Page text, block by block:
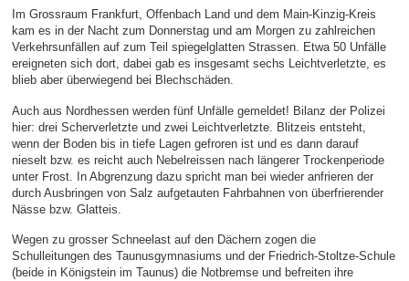
Im Grossraum Frankfurt, Offenbach Land und dem Main-Kinzig-Kreis
kam es in der Nacht zum Donnerstag und am Morgen zu zahlreichen
Verkehrsunfällen auf zum Teil spiegelglatten Strassen. Etwa 50 Unfälle
ereigneten sich dort, dabei gab es insgesamt sechs Leichtverletzte, es
blieb aber überwiegend bei Blechschäden.
Auch aus Nordhessen werden fünf Unfälle gemeldet! Bilanz der Polizei
hier: drei Scherverletzte und zwei Leichtverletzte. Blitzeis entsteht,
wenn der Boden bis in tiefe Lagen gefroren ist und es dann darauf
nieselt bzw. es reicht auch Nebelreissen nach längerer Trockenperiode
unter Frost. In Abgrenzung dazu spricht man bei wieder anfrieren der
durch Ausbringen von Salz aufgetauten Fahrbahnen von überfrierender
Nässe bzw. Glatteis.
Wegen zu grosser Schneelast auf den Dächern zogen die
Schulleitungen des Taunusgymnasiums und der Friedrich-Stoltze-Schule
(beide in Königstein im Taunus) die Notbremse und befreiten ihre